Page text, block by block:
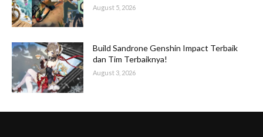
August 5, 2026
Build Sandrone Genshin Impact Terbaik
dan Tim Terbaiknya!
August 3, 2026